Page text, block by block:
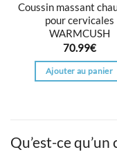
Coussin massant
pour cervicales
WARMCUSH
70.99€
Ajouter au panier
Qu’est-ce qu’un